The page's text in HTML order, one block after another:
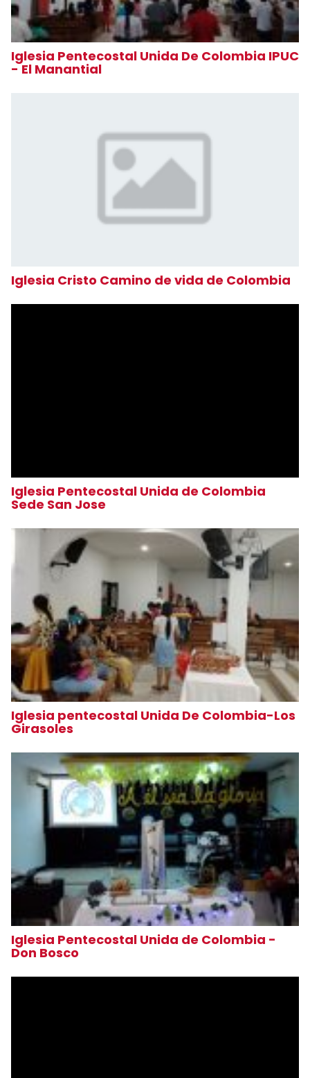
Iglesia Pentecostal Unida De Colombia IPUC
- El Manantial
Iglesia Cristo Camino de vida de Colombia
Iglesia Pentecostal Unida de Colombia
Sede San Jose
Iglesia pentecostal Unida De Colombia-Los
Girasoles
Iglesia Pentecostal Unida de Colombia -
Don Bosco